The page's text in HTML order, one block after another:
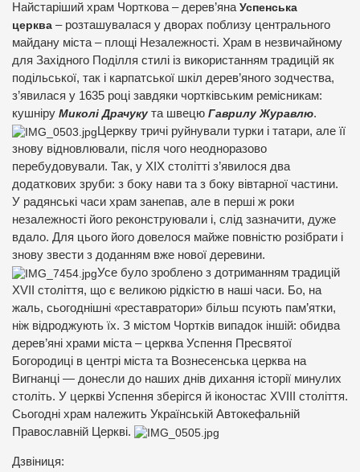
Найстаріший храм Чорткова – дерев’янаУспенська
церква – розташувалася у дворах поблизу центрального
майдану міста – площі Незалежності. Храм в незвичайному
для Західного Поділля стилі із використанням традицій як
подільської, так і карпатської шкіл дерев’яного зодчества,
з’явилася у 1635 році завдяки чортківським ремісникам:
кушніру Миколі Драчуку та швецю Гаврилу Журавлю.
Церкву тричі руйнували турки і татари, але її
знову відновлювали, після чого неодноразово
перебудовували. Так, у ХІХ столітті з’явилося два
додаткових зруби: з боку нави та з боку вівтарної частини.
У радянські часи храм занепав, але в перші ж роки
незалежності його реконструювали і, слід зазначити, дуже
вдало. Для цього його довелося майже повністю розібрати і
знову звести з доданням вже нової деревини.
Усе було зроблено з дотриманням традицій
XVII століття, що є великою рідкістю в наші часи. Бо, на
жаль, сьогоднішні «реставратори» більш псують пам’ятки,
ніж відроджують їх. З містом Чортків випадок іншій: обидва
дерев’яні храми міста – церква Успення Пресвятої
Богородиці в центрі міста та Вознесенська церква на
Вигнанці — донесли до наших днів дихання історії минулих
століть. У церкві Успення зберігся й іконостас XVIII століття.
Сьогодні храм належить Українській Автокефальній
Православній Церкві.
Дзвіниця: